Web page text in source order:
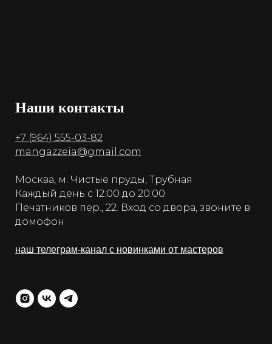
Наши контакты
+7 (964) 555-03-82
mangazzeia@gmail.com
Москва, м. Чистые пруды, Трубная
Каждый день с 12:00 до 20:00
Печатников пер., 22. Вход со двора, звоните в
домофон
наш телеграм-канал с новинками от мастеров